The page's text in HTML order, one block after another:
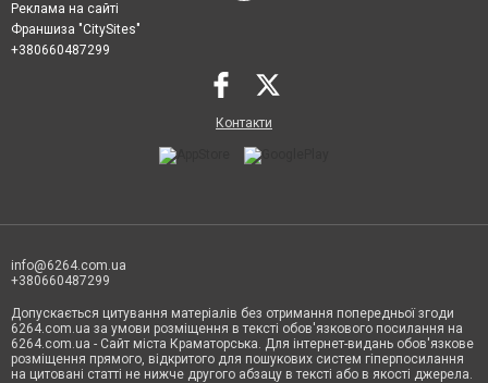
Реклама на сайті
Франшиза "CitySites"
+380660487299
Контакти
info@6264.com.ua
+380660487299
Допускається цитування матеріалів без отримання попередньої згоди
6264.com.ua за умови розміщення в тексті обов'язкового посилання на
6264.com.ua - Сайт міста Краматорська. Для інтернет-видань обов'язкове
розміщення прямого, відкритого для пошукових систем гіперпосилання
на цитовані статті не нижче другого абзацу в тексті або в якості джерела.